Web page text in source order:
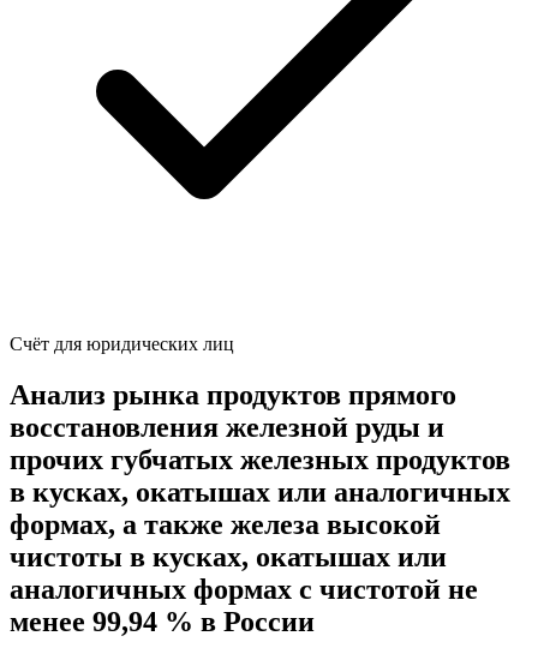
Счёт для юридических лиц
Анализ рынка продуктов прямого
восстановления железной руды и
прочих губчатых железных продуктов
в кусках, окатышах или аналогичных
формах, а также железа высокой
чистоты в кусках, окатышах или
аналогичных формах с чистотой не
менее 99,94 % в России